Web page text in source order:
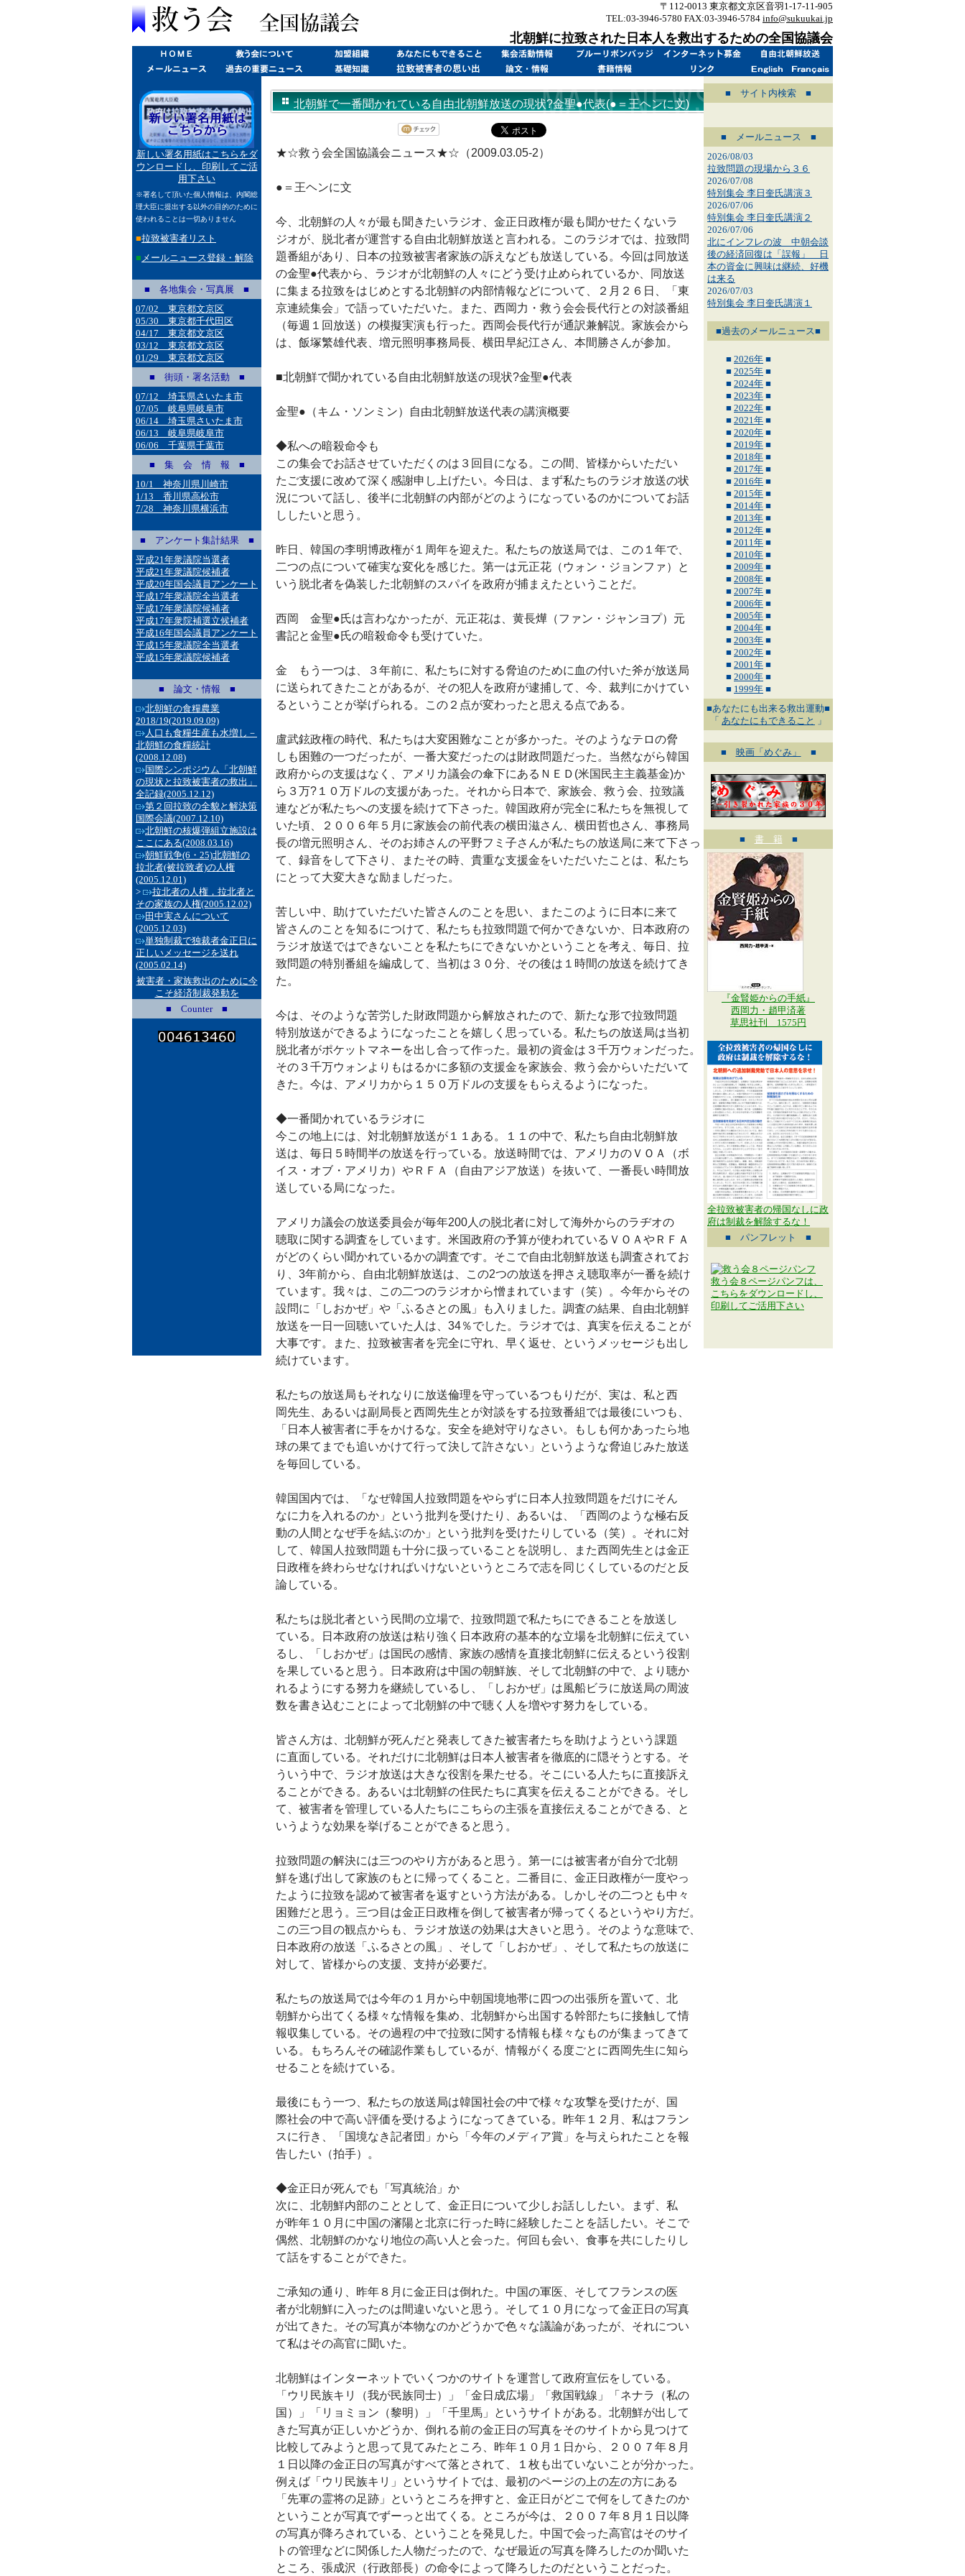
〒112-0013 東京都文京区音羽1-17-11-905
TEL:03-3946-5780 FAX:03-3946-5784 info@sukuukai.jp
北朝鮮に拉致された日本人を救出するための全国協議会
新しい署名用紙はこちらをダ
ウンロードし、印刷してご活
用下さい
※署名して頂いた個人情報は、内閣総
理大臣に提出する以外の目的のために
使われることは一切ありません
■拉致被害者リスト
■ メールニュース登録・解除
■ 各地集会・写真展 ■
07/02 東京都文京区
05/30 東京都千代田区
04/17 東京都文京区
03/12 東京都文京区
01/29 東京都文京区
■ 街頭・署名活動 ■
07/12 埼玉県さいたま市
07/05 岐阜県岐阜市
06/14 埼玉県さいたま市
06/13 岐阜県岐阜市
06/06 千葉県千葉市
■ 集 会 情 報 ■
10/1 神奈川県川崎市
1/13 香川県高松市
7/28 神奈川県横浜市
■ アンケート集計結果 ■
平成21年衆議院当選者
平成21年衆議院候補者
平成20年国会議員アンケート
平成17年衆議院全当選者
平成17年衆議院候補者
平成17年衆院補選立候補者
平成16年国会議員アンケート
平成15年衆議院全当選者
平成15年衆議院候補者
■ 論文・情報 ■
北朝鮮の食糧農業
2018/19(2019.09.09)
人口も食糧生産も水増し－
北朝鮮の食糧統計
(2008.12.08)
国際シンポジウム「北朝鮮
の現状と拉致被害者の救出」
全記録(2005.12.12)
第２回拉致の全貌と解決策
国際会議(2007.12.10)
北朝鮮の核爆弾組立施設は
ここにある(2008.03.16)
朝鮮戦争(6・25)北朝鮮の
拉北者(被拉致者)の人権
(2005.12.01)
>
拉北者の人権，拉北者と
その家族の人権(2005.12.02)
田中実さんについて
(2005.12.03)
単独制裁で独裁者金正日に
正しいメッセージを送れ
(2005.02.14)
被害者・家族救出のために今
こそ経済制裁発動を
■ Counter ■
北朝鮮で一番聞かれている自由北朝鮮放送の現状?金聖●代表(●＝王ヘンに文)
★☆救う会全国協議会ニュース★☆（2009.03.05-2）
●＝王ヘンに文
今、北朝鮮の人々が最も聞きたいラジオ、金正日政権が最も聞かせたくないラ
ジオが、脱北者が運営する自由北朝鮮放送と言われる。このラジオでは、拉致問
題番組があり、日本の拉致被害者家族の訴えなども放送している。今回は同放送
の金聖●代表から、ラジオが北朝鮮の人々にどう受け止められているか、同放送
に集まる拉致をはじめとする北朝鮮の内部情報などについて、２月２６日、「東
京連続集会」で語っていただいた。また、西岡力・救う会会長代行との対談番組
（毎週１回放送）の模擬実演も行った。西岡会長代行が通訳兼解説。家族会から
は、飯塚繁雄代表、増元照明事務局長、横田早紀江さん、本間勝さんが参加。
■北朝鮮で聞かれている自由北朝鮮放送の現状?金聖●代表
金聖●（キム・ソンミン）自由北朝鮮放送代表の講演概要
◆私への暗殺命令も
この集会でお話させていただくのは３回目になる。この間、皆様からいただい
たご支援に改めて深く感謝申し上げたい。今日は、まず私たちのラジオ放送の状
況について話し、後半に北朝鮮の内部がどのようになっているのかについてお話
ししたいと思う。
昨日、韓国の李明博政権が１周年を迎えた。私たちの放送局では、この１年で、
二つの点について確実な変化を感じた。第一は元正花（ウォン・ジョンファ）と
いう脱北者を偽装した北朝鮮のスパイを政府が捕まえたということだ。
西岡 金聖●氏は言わなかったが、元正花は、黄長燁（ファン・ジャンヨプ）元
書記と金聖●氏の暗殺命令も受けていた。
金 もう一つは、３年前に、私たちに対する脅迫のために血の付いた斧が放送局
に送られてきたことがあるが、その犯人を政府が逮捕して、今、裁判にかけてい
るということが挙げられる。この２点が変わったと思える点である。
盧武鉉政権の時代、私たちは大変困難なことが多かった。そのようなテロの脅
しも困難の一つだったが、一番大変だったのは財政問題だった。当然ながら韓国
政府からの支援はなく、アメリカ議会の傘下にあるＮＥＤ(米国民主主義基金)か
ら３万?１０万ドルの支援があった。それから日本で、家族会、救う会、拉致議
連などが私たちへの支援を続けて下さった。韓国政府が完全に私たちを無視して
いた頃、２００６年５月に家族会の前代表の横田滋さん、横田哲也さん、事務局
長の増元照明さん、そのお姉さんの平野フミ子さんが私たちの放送局に来て下さっ
て、録音をして下さり、またその時、貴重な支援金をいただいたことは、私たち
にとって大変大きな励ましだった。
苦しい中、助けていただいた皆さんのことを思い、またこのように日本に来て
皆さんのことを知るにつけて、私たちも拉致問題で何かできないか、日本政府の
ラジオ放送ではできないことを私たちにできないかということを考え、毎日、拉
致問題の特別番組を編成して、当初は３０分、その後は１時間の放送を続けてき
た。
今は、そのような苦労した財政問題から解放されたので、新たな形で拉致問題
特別放送ができるようになったことを嬉しく思っている。私たちの放送局は当初
脱北者がポケットマネーを出し合って作った。最初の資金は３千万ウォンだった。
その３千万ウォンよりもはるかに多額の支援金を家族会、救う会からいただいて
きた。今は、アメリカから１５０万ドルの支援をもらえるようになった。
◆一番聞かれているラジオに
今この地上には、対北朝鮮放送が１１ある。１１の中で、私たち自由北朝鮮放
送は、毎日５時間半の放送を行っている。放送時間では、アメリカのＶＯＡ（ボ
イス・オブ・アメリカ）やＲＦＡ（自由アジア放送）を抜いて、一番長い時間放
送している局になった。
アメリカ議会の放送委員会が毎年200人の脱北者に対して海外からのラヂオの
聴取に関する調査をしています。米国政府の予算が使われているＶＯＡやＲＦＡ
がどのくらい聞かれているかの調査です。そこで自由北朝鮮放送も調査されてお
り、3年前から、自由北朝鮮放送は、この2つの放送を押さえ聴取率が一番を続け
ています。我々は、この二つのラジオから憎まれています（笑）。今年からその
設問に「しおかぜ」や「ふるさとの風」も入りました。調査の結果、自由北朝鮮
放送を一日一回聴いていた人は、34％でした。ラジオでは、真実を伝えることが
大事です。また、拉致被害者を完全に守れ、早く返せ、というメッセージも出し
続けています。
私たちの放送局もそれなりに放送倫理を守っているつもりだが、実は、私と西
岡先生、あるいは副局長と西岡先生とが対談をする拉致番組では最後にいつも、
「日本人被害者に手をかけるな。安全を絶対守りなさい。もしも何かあったら地
球の果てまでも追いかけて行って決して許さない」というような脅迫じみた放送
を毎回している。
韓国国内では、「なぜ韓国人拉致問題をやらずに日本人拉致問題をだけにそん
なに力を入れるのか」という批判を受けたり、あるいは、「西岡のような極右反
動の人間となぜ手を結ぶのか」という批判を受けたりしている（笑）。それに対
して、韓国人拉致問題も十分に扱っていることを説明し、また西岡先生とは金正
日政権を終わらせなければいけないというところで志を同じくしているのだと反
論している。
私たちは脱北者という民間の立場で、拉致問題で私たちにできることを放送し
ている。日本政府の放送は粘り強く日本政府の基本的な立場を北朝鮮に伝えてい
るし、「しおかぜ」は国民の感情、家族の感情を直接北朝鮮に伝えるという役割
を果していると思う。日本政府は中国の朝鮮族、そして北朝鮮の中で、より聴か
れるようにする努力を継続しているし、「しおかぜ」は風船ビラに放送局の周波
数を書き込むことによって北朝鮮の中で聴く人を増やす努力をしている。
皆さん方は、北朝鮮が死んだと発表してきた被害者たちを助けようという課題
に直面している。それだけに北朝鮮は日本人被害者を徹底的に隠そうとする。そ
ういう中で、ラジオ放送は大きな役割を果たせる。そこにいる人たちに直接訴え
ることができる。あるいは北朝鮮の住民たちに真実を伝えることができる。そし
て、被害者を管理している人たちにこちらの主張を直接伝えることができる、と
いうような効果を挙げることができると思う。
拉致問題の解決には三つのやり方があると思う。第一には被害者が自分で北朝
鮮を逃げ出して家族のもとに帰ってくること。二番目に、金正日政権が一度やっ
たように拉致を認めて被害者を返すという方法がある。しかしその二つとも中々
困難だと思う。三つ目は金正日政権を倒して被害者が帰ってくるというやり方だ。
この三つ目の観点からも、ラジオ放送の効果は大きいと思う。そのような意味で、
日本政府の放送「ふるさとの風」、そして「しおかぜ」、そして私たちの放送に
対して、皆様からの支援、支持が必要だ。
私たちの放送局では今年の１月から中朝国境地帯に四つの出張所を置いて、北
朝鮮から出てくる様々な情報を集め、北朝鮮から出国する幹部たちに接触して情
報収集している。その過程の中で拉致に関する情報も様々なものが集まってきて
いる。もちろんその確認作業もしているが、情報がくる度ごとに西岡先生に知ら
せることを続けている。
最後にもう一つ、私たちの放送局は韓国社会の中で様々な攻撃を受けたが、国
際社会の中で高い評価を受けるようになってきている。昨年１２月、私はフラン
スに行き、「国境なき記者団」から「今年のメディア賞」を与えられたことを報
告したい（拍手）。
◆金正日が死んでも「写真統治」か
次に、北朝鮮内部のこととして、金正日について少しお話ししたい。まず、私
が昨年１０月に中国の瀋陽と北京に行った時に経験したことを話したい。そこで
偶然、北朝鮮のかなり地位の高い人と会った。何回も会い、食事を共にしたりし
て話をすることができた。
ご承知の通り、昨年８月に金正日は倒れた。中国の軍医、そしてフランスの医
者が北朝鮮に入ったのは間違いないと思う。そして１０月になって金正日の写真
が出てきた。その写真が本物なのかどうかで色々な議論があったが、それについ
て私はその高官に聞いた。
北朝鮮はインターネットでいくつかのサイトを運営して政府宣伝をしている。
「ウリ民族キリ（我が民族同士）」「金日成広場」「救国戦線」「ネナラ（私の
国）」「リョミョン（黎明）」「千里馬」というサイトがある。北朝鮮が出して
きた写真が正しいかどうか、倒れる前の金正日の写真をそのサイトから見つけて
比較してみようと思って見てみたところ、昨年１０月１日から、２００７年８月
１日以降の金正日の写真がすべて落とされて、１枚も出ていないことが分かった。
例えば「ウリ民族キリ」というサイトでは、最初のページの上の左の方にある
「先軍の霊将の足跡」というところを押すと、金正日がどこで何をしてきたのか
ということが写真でずーっと出てくる。ところが今は、２００７年８月１日以降
の写真が降ろされている、ということを発見した。中国で会った高官はそのサイ
トの管理などに関係した人物だったので、なぜ最近の写真を降ろしたのか聞いた
ところ、張成沢（行政部長）の命令によって降ろしたのだということだった。
■ サイト内検索 ■
■ メールニュース ■
2026/08/03
拉致問題の現場から３６
2026/07/08
特別集会 李日奎氏講演３
2026/07/06
特別集会 李日奎氏講演２
2026/07/06
北にインフレの波 中朝会談
後の経済回復は「誤報」 日
本の資金に興味は継続、好機
は来る
2026/07/03
特別集会 李日奎氏講演１
■過去のメールニュース■
■ 2026年 ■
■ 2025年 ■
■ 2024年 ■
■ 2023年 ■
■ 2022年 ■
■ 2021年 ■
■ 2020年 ■
■ 2019年 ■
■ 2018年 ■
■ 2017年 ■
■ 2016年 ■
■ 2015年 ■
■ 2014年 ■
■ 2013年 ■
■ 2012年 ■
■ 2011年 ■
■ 2010年 ■
■ 2009年 ■
■ 2008年 ■
■ 2007年 ■
■ 2006年 ■
■ 2005年 ■
■ 2004年 ■
■ 2003年 ■
■ 2002年 ■
■ 2001年 ■
■ 2000年 ■
■ 1999年 ■
■あなたにも出来る救出運動■
「 あなたにもできること 」
■ 映画「めぐみ」 ■
■ 書 籍 ■
『金賢姫からの手紙』
西岡力・趙甲済著
草思社刊 1575円
全拉致被害者の帰国なしに政
府は制裁を解除するな！
■ パンフレット ■
救う会８ページパンフは、
こちらをダウンロードし、
印刷してご活用下さい